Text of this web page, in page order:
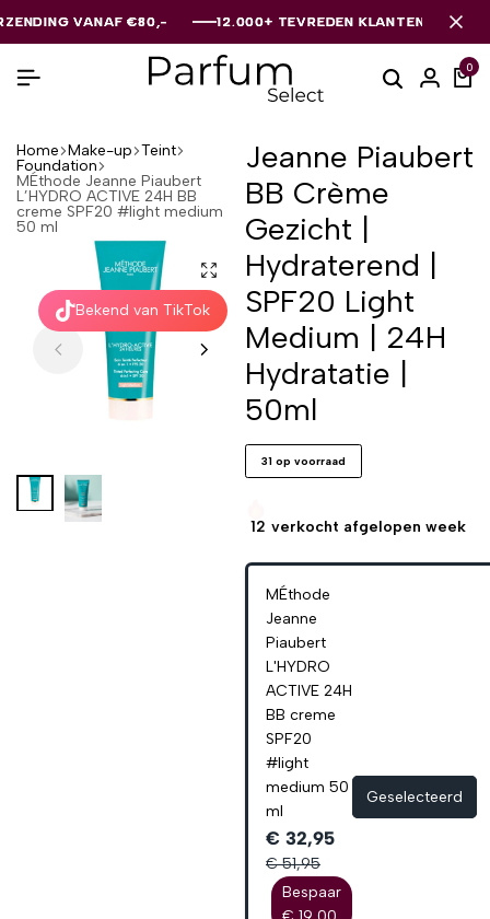
VANAF €80,- 12.000+ TEVREDEN KLANTEN
VANAF €80,- 12.000+ TEVREDEN KLANTEN
VANAF €80,- 12.000+ TEVREDEN KLANTEN
0
Home Make-up Teint
Foundation
MÉthode Jeanne Piaubert
L’HYDRO ACTIVE 24H BB
creme SPF20 #light medium
50 ml
Bekend van TikTok
Jeanne Piaubert
BB Crème
Gezicht |
Hydraterend |
SPF20 Light
Medium | 24H
Hydratatie |
50ml
31 op voorraad
12 verkocht afgelopen week
MÉthode
Jeanne
Piaubert
L'HYDRO
ACTIVE 24H
BB creme
SPF20
#light
medium 50
ml
€ 32,95
€ 51,95
Bespaar
Geselecteerd